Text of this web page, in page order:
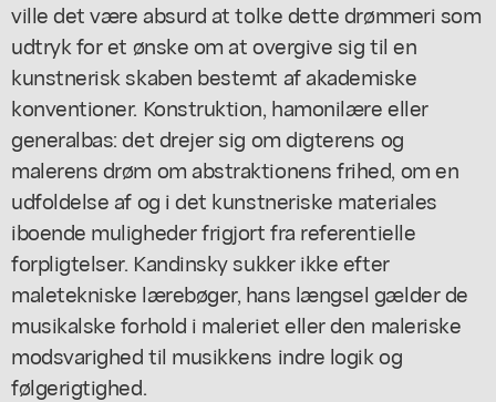
ville det være absurd at tolke dette drømmeri som
udtryk for et ønske om at overgive sig til en
kunstnerisk skaben bestemt af akademiske
konventioner. Konstruktion, hamonilære eller
generalbas: det drejer sig om digterens og
malerens drøm om abstraktionens frihed, om en
udfoldelse af og i det kunstneriske materiales
iboende muligheder frigjort fra referentielle
forpligtelser. Kandinsky sukker ikke efter
maletekniske lærebøger, hans længsel gælder de
musikalske forhold i maleriet eller den maleriske
modsvarighed til musikkens indre logik og
følgerigtighed.